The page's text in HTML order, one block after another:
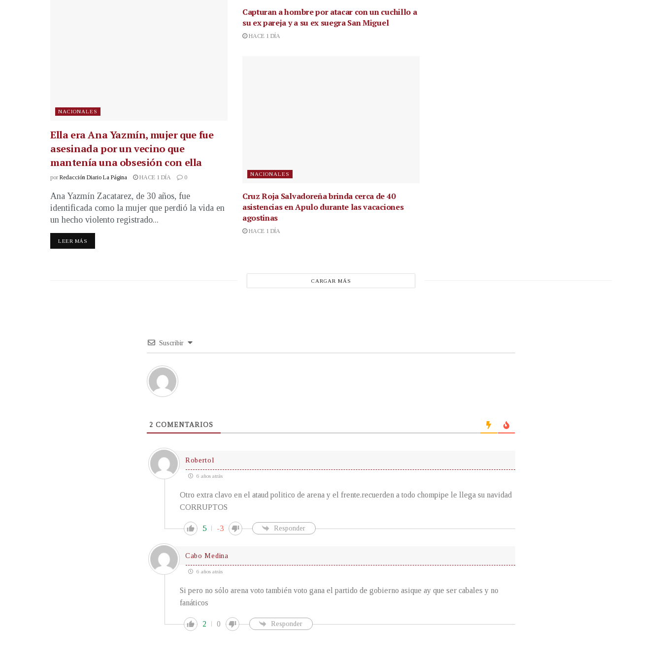
NACIONALES
Ella era Ana Yazmín, mujer que fue
asesinada por un vecino que
mantenía una obsesión con ella
por Redacción Diario La Página HACE 1 DÍA 0
Ana Yazmín Zacatarez, de 30 años, fue
identificada como la mujer que perdió la vida en
un hecho violento registrado...
LEER MÁS
Capturan a hombre por atacar con un cuchillo a
su ex pareja y a su ex suegra San Miguel
HACE 1 DÍA
NACIONALES
Cruz Roja Salvadoreña brinda cerca de 40
asistencias en Apulo durante las vacaciones
agostinas
HACE 1 DÍA
CARGAR MÁS
Suscribir
2 COMENTARIOS
Robertol
6 años atrás
Otro extra clavo en el ataud politico de arena y el frente.recuerden a todo chompipe le llega su navidad
CORRUPTOS
5 -3 Responder
Cabo Medina
6 años atrás
Si pero no sólo arena voto también voto gana el partido de gobierno asique ay que ser cabales y no
fanáticos
2 0 Responder